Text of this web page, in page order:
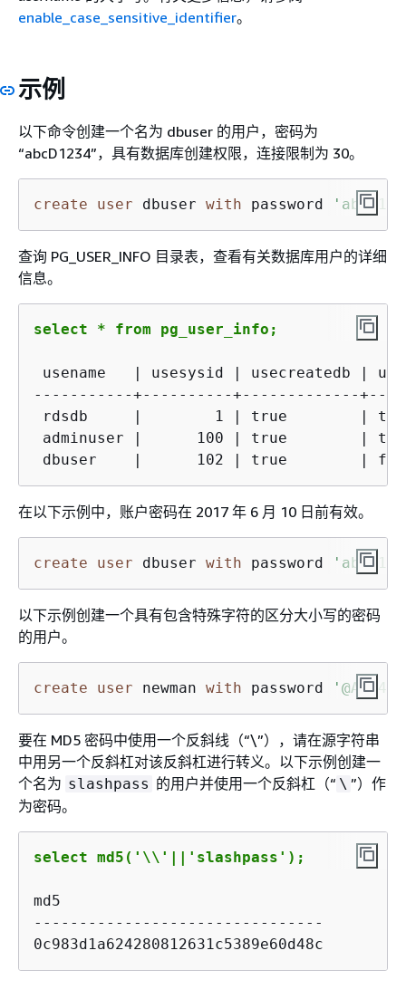
enable_case_sensitive_identifier。
示例
以下命令创建一个名为 dbuser 的用户，密码为
“abcD1234”，具有数据库创建权限，连接限制为 30。
create user dbuser with password
查询 PG_USER_INFO 目录表，查看有关数据库用户的详细
信息。
select * from pg_user_info;
usename   | usesysid | usecreatedb |
-----------+----------+-------------
rdsdb     |        1 | true        |
adminuser |      100 | true        |
dbuser    |      102 | true
在以下示例中，账户密码在 2017 年 6 月 10 日前有效。
create user dbuser with password
以下示例创建一个具有包含特殊字符的区分大小写的密码
的用户。
create user newman with password
要在 MD5 密码中使用一个反斜线（“\”），请在源字符串
中用另一个反斜杠对该反斜杠进行转义。以下示例创建一
个名为 slashpass 的用户并使用一个反斜杠（“ \ ”）作
为密码。
select md5('\\'||'slashpass');
md5
--------------------------------
0c983d1a624280812631c5389e60d48c